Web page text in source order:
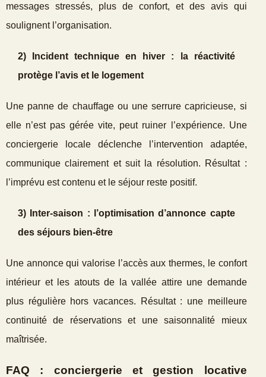
messages stressés, plus de confort, et des avis qui
soulignent l’organisation.
2) Incident technique en hiver : la réactivité
protège l’avis et le logement
Une panne de chauffage ou une serrure capricieuse, si
elle n’est pas gérée vite, peut ruiner l’expérience. Une
conciergerie locale déclenche l’intervention adaptée,
communique clairement et suit la résolution. Résultat :
l’imprévu est contenu et le séjour reste positif.
3) Inter‑saison : l’optimisation d’annonce capte
des séjours bien‑être
Une annonce qui valorise l’accès aux thermes, le confort
intérieur et les atouts de la vallée attire une demande
plus régulière hors vacances. Résultat : une meilleure
continuité de réservations et une saisonnalité mieux
maîtrisée.
FAQ : conciergerie et gestion locative